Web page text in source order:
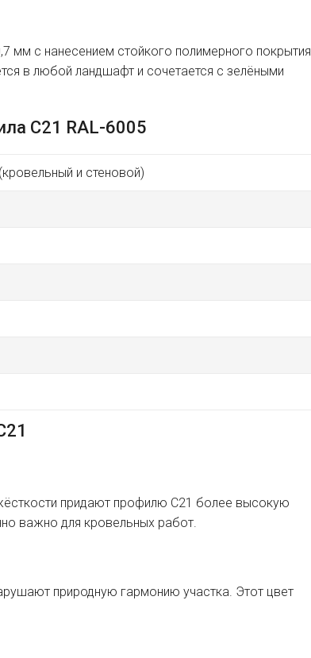
мм с нанесением стойкого полимерного покрытия
в любой ландшафт и сочетается с зелёными
C21 RAL-6005
и стеновой)
придают профилю C21 более высокую
важно для кровельных работ.
природную гармонию участка. Этот цвет